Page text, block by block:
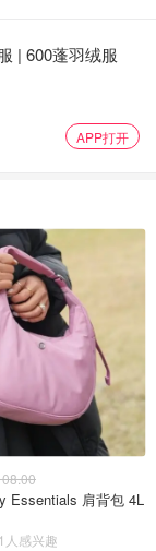
APP打开
Essentials 肩背包 4L
人感兴趣